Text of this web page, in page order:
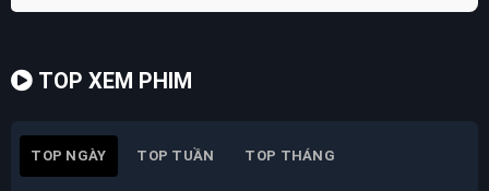
TOP XEM PHIM
TOP NGÀY TOP TUẦN TOP THÁNG